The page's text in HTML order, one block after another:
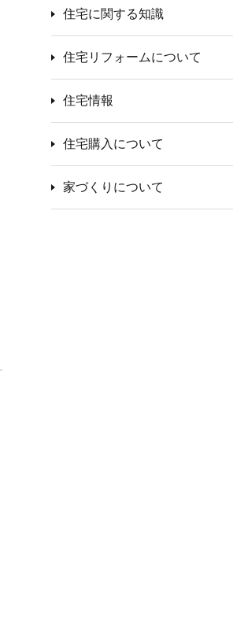
住宅に関する知識
住宅リフォームについて
住宅情報
住宅購入について
家づくりについて